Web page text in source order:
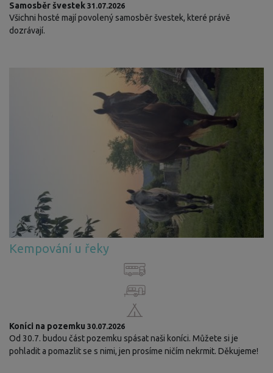
Samosběr švestek 31.07.2026
Všichni hosté mají povolený samosběr švestek, které právě
dozrávají.
Kempování u řeky
Koníci na pozemku 30.07.2026
Od 30.7. budou část pozemku spásat naši koníci. Můžete si je
pohladit a pomazlit se s nimi, jen prosíme ničím nekrmit. Děkujeme!